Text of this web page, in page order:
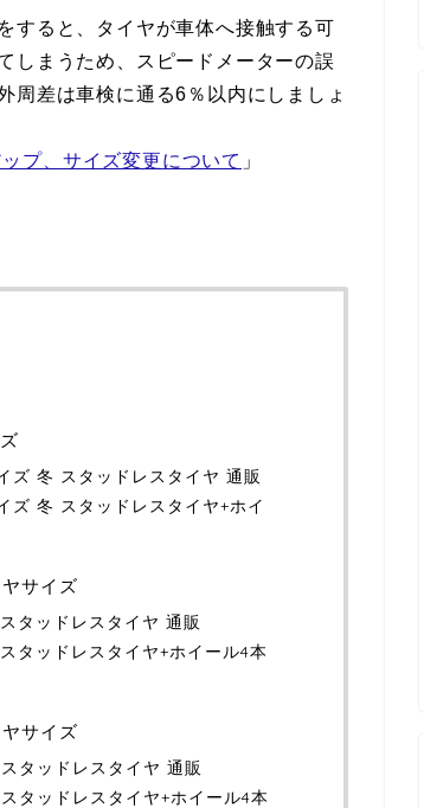
すると、タイヤが車体へ接触する可
しまうため、スピードメーターの誤
周差は車検に通る6％以内にしましょ
プ、サイズ変更について 」
ズ 冬 スタッドレスタイヤ 通販
ズ 冬 スタッドレスタイヤ+ホイ
サイズ
タッドレスタイヤ 通販
タッドレスタイヤ+ホイール4本
サイズ
タッドレスタイヤ 通販
タッドレスタイヤ+ホイール4本